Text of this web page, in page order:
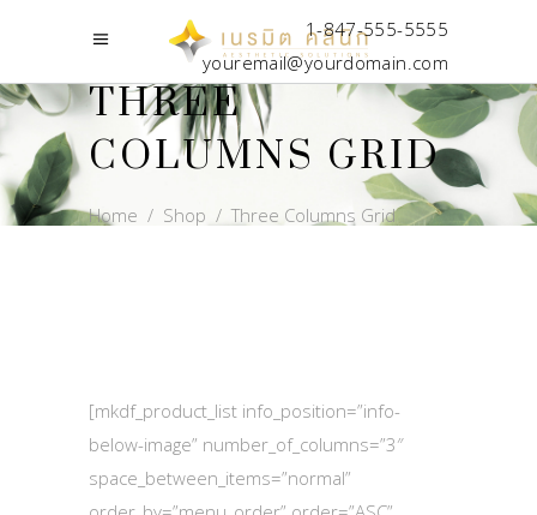
1-847-555-5555
youremail@yourdomain.com
THREE
COLUMNS GRID
Home / Shop /Three Columns Grid
[mkdf_product_list info_position=”info-
below-image” number_of_columns=”3″
space_between_items=”normal”